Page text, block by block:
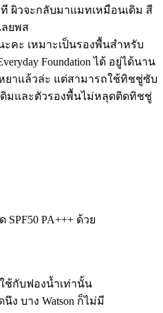
ผิวจะกลับมาแมทเหมือนเดิม สี
ลยพส
คะ เหมาะเป็นรองพื้นสำหรับ
Foundation ได้ อยู่ได้นาน
ยาแล้วล่ะ แต่สามารถใช้ทิชชู่ซับ
มและตัวรองพื้นไม่หลุดติดทิชชู่
PA+++ ด้วย
ช้กับฟองน้ำเท่านั้น
บาง Watson ก็ไม่มี